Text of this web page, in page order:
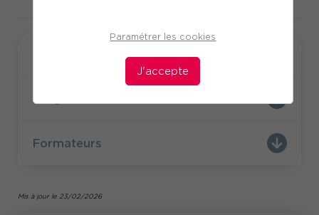
Paramétrer les cookies
J'accepte
Programme
Formateurs
Mis à jour le 23/02/2026